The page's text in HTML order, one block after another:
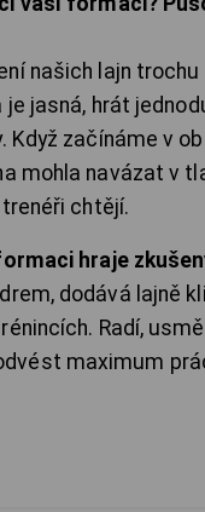
našich lajn
jasná, hrát
Když začínáme v
mohla navázat v
chtějí.
hraje
dodává lajně
Radí,
maximum